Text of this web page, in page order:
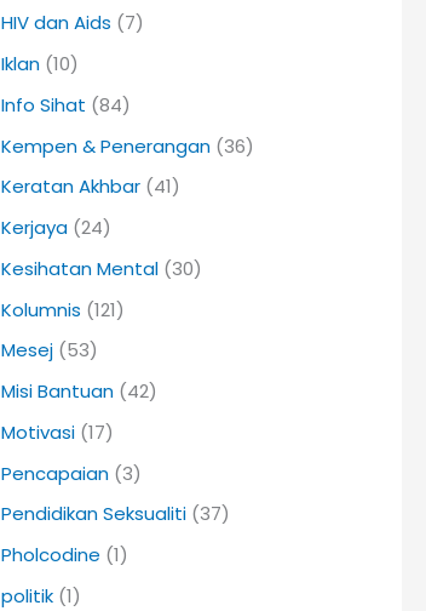
HIV dan Aids (7)
Iklan(10)
Info Sihat (84)
Kempen & Penerangan(36)
Keratan Akhbar(41)
Kerjaya(24)
Kesihatan Mental(30)
Kolumnis (121)
Mesej(53)
Misi Bantuan(42)
Motivasi(17)
Pencapaian(3)
Pendidikan Seksualiti(37)
Pholcodine (1)
politik(1)